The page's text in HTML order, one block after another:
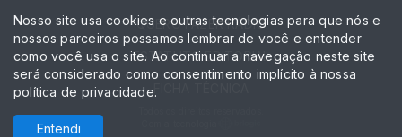
QUERO FAZER RÁDIO
ESTATUTO EDITORIAL
FICHA TÉCNICA
Nosso site usa cookies e outras tecnologias para que nós e
nossos parceiros possamos lembrar de você e entender
como você usa o site. Ao continuar a navegação neste site
será considerado como consentimento implícito à nossa
política de privacidade.
Entendi